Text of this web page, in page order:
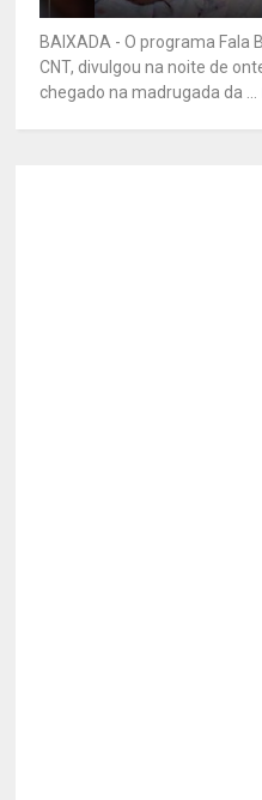
BAIXADA - O programa Fala
CNT, divulgou na noite de
chegado na madrugada da ...